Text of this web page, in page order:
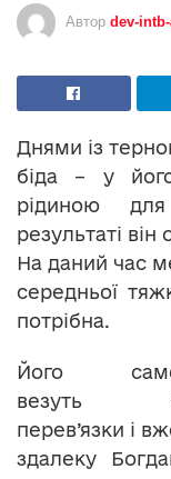
Автор dev-
Днями із
біда – у
рідиною
результаті
На даний час
середньої
потрібна.
Його
везуть
перев’язки і
здалеку